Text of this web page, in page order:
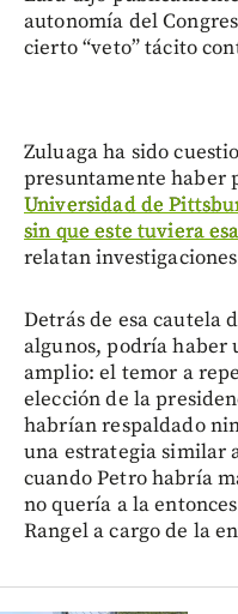
autonomía del
cierto “veto” tácito
Zuluaga ha sido
presuntamente haber
Universidad de
sin que este tuviera
relatan
Detrás de esa cautela
algunos, podría haber
amplio: el temor a
elección de la
habrían respaldado
una estrategia similar
cuando Petro habría
no quería a la
Rangel a cargo de la